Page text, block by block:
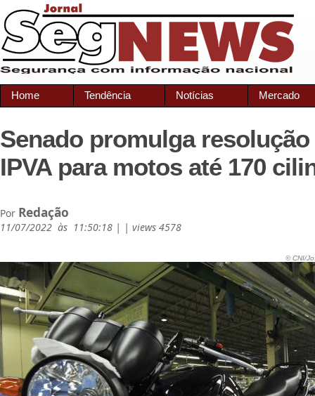
Home Tendência Notícias Mercado
Senado promulga resolução
IPVA para motos até 170
Por Redação
11/07/2022 às 11:50:18 | | views 4578
© CNI/